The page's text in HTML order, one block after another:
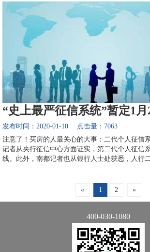
发布时间：2020-01-10 点击量：7063
注意了！买房的人最关心的大事：二代个人征信
记者从央行征信中心方面证实，第二代个人征信
线。此外，南都记者也从银行人士处获悉，人行
« 1 2 »
400-030-1080